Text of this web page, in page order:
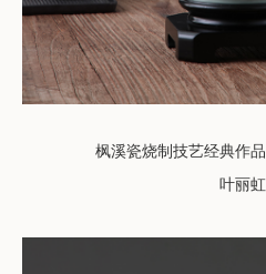
枫溪瓷烧制技艺经典作
叶丽